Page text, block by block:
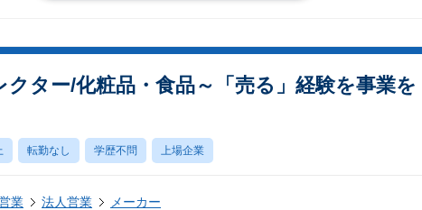
クター/化粧品・食品～「売る」経験を事業
転勤なし 学歴不問 上場企業
業 法人営業 メーカー